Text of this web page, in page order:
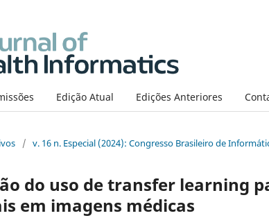
Edição Atual Edições Anteriores
/ v. 16 n. Especial (2024): Congresso Brasileiro de
do uso de transfer learning
em imagens médicas